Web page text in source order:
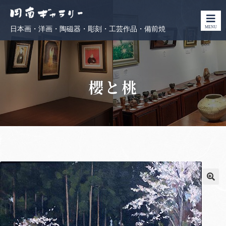
日本画・洋画・陶磁器・彫刻・工芸作品・備前焼 MENU
櫻と桃